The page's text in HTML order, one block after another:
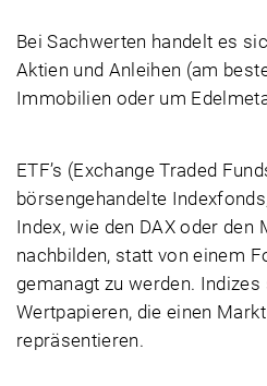
Bei Sachwerten handelt es
Aktien und Anleihen (am
Immobilien oder um
ETF’s (Exchange Traded
börsengehandelte
Index, wie den DAX oder den
nachbilden, statt von einem
gemanagt zu werden. Indizes
Wertpapieren, die einen
repräsentieren.